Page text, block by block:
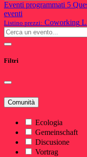
Eventi programmati 5
eventi
Listino prezzi: Coworking
Filtri
Comunità
Ecologia
Gemeinschaft
Discusione
Vortrag